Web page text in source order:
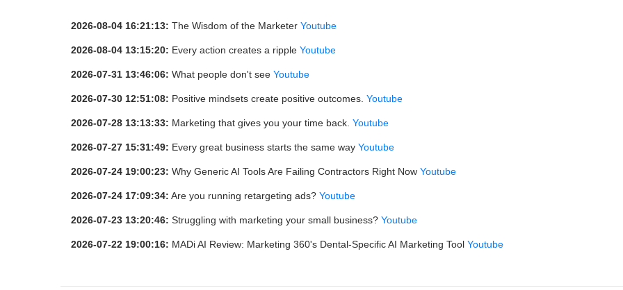
2026-08-04 16:21:13: The Wisdom of the Marketer Youtube
2026-08-04 13:15:20: Every action creates a ripple Youtube
2026-07-31 13:46:06: What people don't see Youtube
2026-07-30 12:51:08: Positive mindsets create positive outcomes. Youtube
2026-07-28 13:13:33: Marketing that gives you your time back. Youtube
2026-07-27 15:31:49: Every great business starts the same way Youtube
2026-07-24 19:00:23: Why Generic AI Tools Are Failing Contractors Right Now Youtube
2026-07-24 17:09:34: Are you running retargeting ads? Youtube
2026-07-23 13:20:46: Struggling with marketing your small business? Youtube
2026-07-22 19:00:16: MADi AI Review: Marketing 360's Dental-Specific AI Marketing Tool Youtube